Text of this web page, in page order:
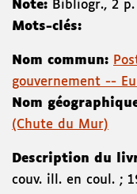
Note: Bibliogr., 2 p.
Mots-clés:
Nom commun:
gouvernement --
Nom
(Chute du Mur)
Description du
couv. ill. en coul. ;